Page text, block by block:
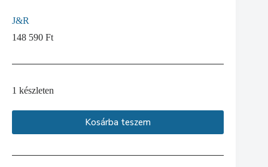
J&R
148 590 Ft
1 készleten
Kosárba teszem